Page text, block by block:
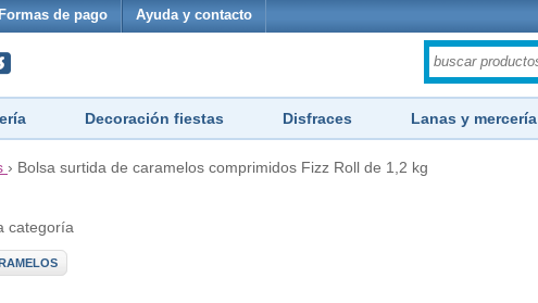
Formas de pago Ayuda y contacto
Decoración fiestas Disfraces Lanas y mercería
› Bolsa surtida de caramelos comprimidos Fizz Roll de 1,2 kg
categoría